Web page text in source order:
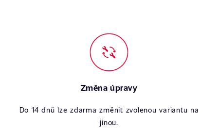
Změna úpravy
Do 14 dnů lze zdarma změnit zvolenou variantu na
jinou.